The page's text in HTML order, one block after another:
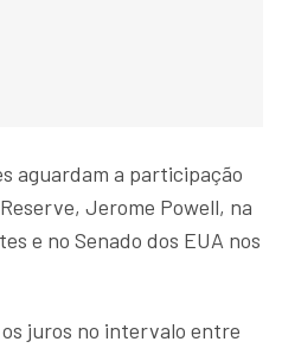
aguardam a participação
Jerome Powell, na
e no Senado dos EUA nos
juros no intervalo entre